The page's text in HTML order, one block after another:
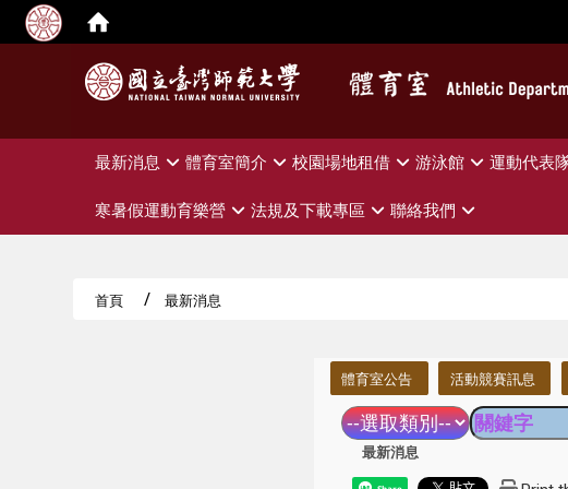
最新消息 體育室簡介 校園場地租借 游泳館 運動代表
寒暑假運動育樂營 法規及下載專區 聯絡我們
首頁 最新消息
體育室公告 活動競賽訊息
最新消息